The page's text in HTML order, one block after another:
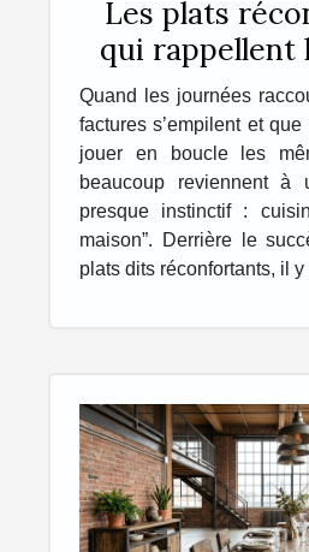
Les plats
qui rappellent
chez
Quand les journées
factures s’empilent et que
jouer en boucle les
beaucoup reviennent à
presque instinctif :
maison”. Derrière le
plats dits réconfortants, il